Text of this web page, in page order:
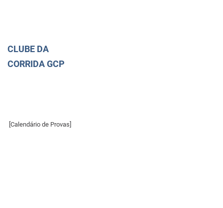
CLUBE DA
CORRIDA GCP
[Calendário de Provas]